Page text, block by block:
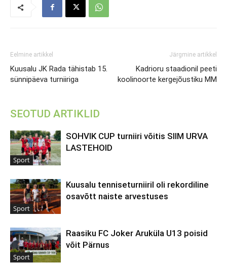
Eelmine artikkel
Kuusalu JK Rada tähistab 15.
sünnipäeva turniiriga
Järgmine artikkel
Kadrioru staadionil peeti
koolinoorte kergejõustiku MM
SEOTUD ARTIKLID
Sport
SOHVIK CUP turniiri võitis SIIM URVA
LASTEHOID
Sport
Kuusalu tenniseturniiril oli rekordiline
osavõtt naiste arvestuses
Sport
Raasiku FC Joker Aruküla U13 poisid
võit Pärnus